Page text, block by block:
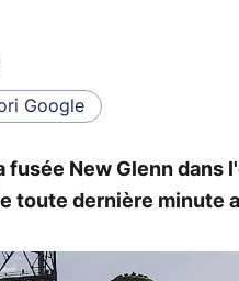
Google
fusée New Glenn dans
toute dernière minute